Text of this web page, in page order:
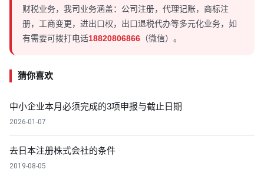
财税业务，我司业务涵盖：公司注册，代理记账，商标注
册，工商变更，进出口权，出口退税代办等多元化业务，如
有需要可拨打电话18820806866 （微信）。
猜你喜欢
中小企业本月必须完成的3项申报与截止日期
2026-01-07
去日本注册株式会社的条件
2019-08-05